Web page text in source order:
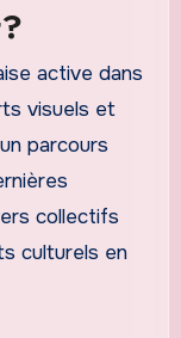
active dans
visuels et
parcours
collectifs
culturels en